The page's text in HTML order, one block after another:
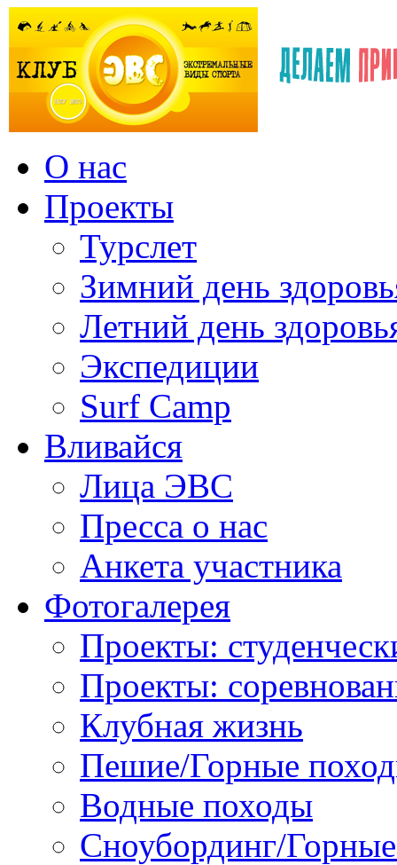
О нас
Проекты
Турслет
Зимний день
Летний день
Экспедиции
Surf Camp
Вливайся
Лица ЭВС
Пресса о нас
Анкета участника
Фотогалерея
Проекты:
Проекты:
Клубная жизнь
Пешие/Горные
Водные походы
Сноубординг/